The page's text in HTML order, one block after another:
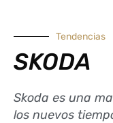
Tendencias
SKODA
Skoda es una
los nuevos